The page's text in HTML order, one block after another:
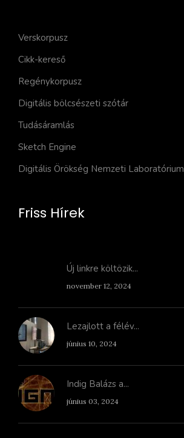
Verskorpusz
Cikk-kereső
Regénykorpusz
Digitális bölcsészeti szótár
Tudásáramlás
Sketch Engine
Digitális Örökség Nemzeti Laboratórium
Friss Hírek
Új linkre költözik...
november 12, 2024
Lezajlott a félév...
június 10, 2024
Indig Balázs a...
június 03, 2024